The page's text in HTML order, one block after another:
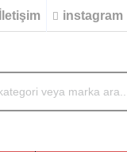
İletişim instagram